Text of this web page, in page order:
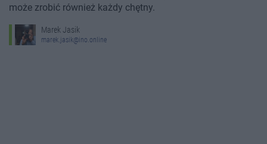
może zrobić również każdy chętny.
Marek Jasik
marek.jasik@ino.online